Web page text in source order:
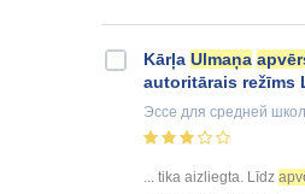
Kārļa Ulmaņa
autoritārais režīms
Эссе для средней
... tika aizliegta. Līdz